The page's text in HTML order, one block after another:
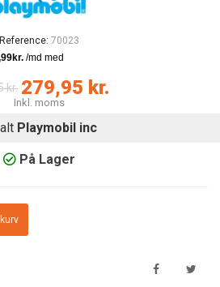
Reference: 70023
kr. 279,95 kr.
Inkl. moms
Playmobil inc
På Lager